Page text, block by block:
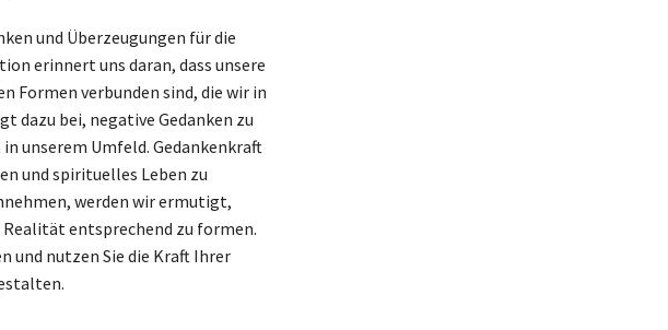
und Überzeugungen für die
erinnert uns daran, dass unsere
Formen verbunden sind, die wir in
dazu bei, negative Gedanken zu
unserem Umfeld. Gedankenkraft
und spirituelles Leben zu
werden wir ermutigt,
entsprechend zu formen.
und nutzen Sie die Kraft Ihrer